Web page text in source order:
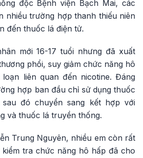
độc Bệnh viện Bạch Mai, các
nhiều trường hợp thanh thiếu niên
đến thuốc lá điện tử.
mới 16-17 tuổi nhưng đã xuất
phổi, suy giảm chức năng hô
liên quan đến nicotine. Đáng
hợp ban đầu chỉ sử dụng thuốc
đó chuyển sang kết hợp với
và thuốc lá truyền thống.
Trung Nguyên, nhiều em còn rất
tra chức năng hô hấp đã cho